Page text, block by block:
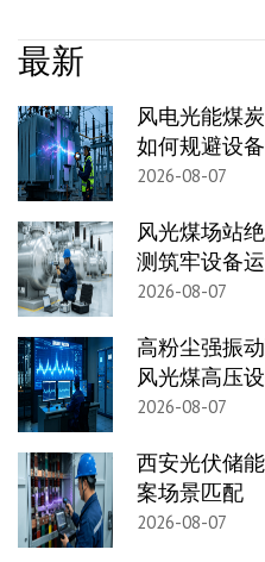
最新
风电光能煤
如何规避设
2026-08-07
风光煤场站
测筑牢设备
2026-08-07
高粉尘强振
风光煤高压
2026-08-07
西安光伏储
案场景匹配
2026-08-07